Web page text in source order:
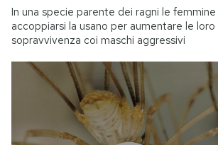
In una specie parente dei ragni le
accoppiarsi la usano per aumentare le
sopravvivenza coi maschi aggressivi